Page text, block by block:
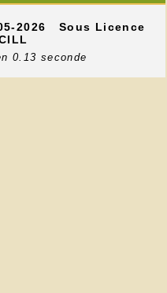
2026
Sous Licence
0.13 seconde